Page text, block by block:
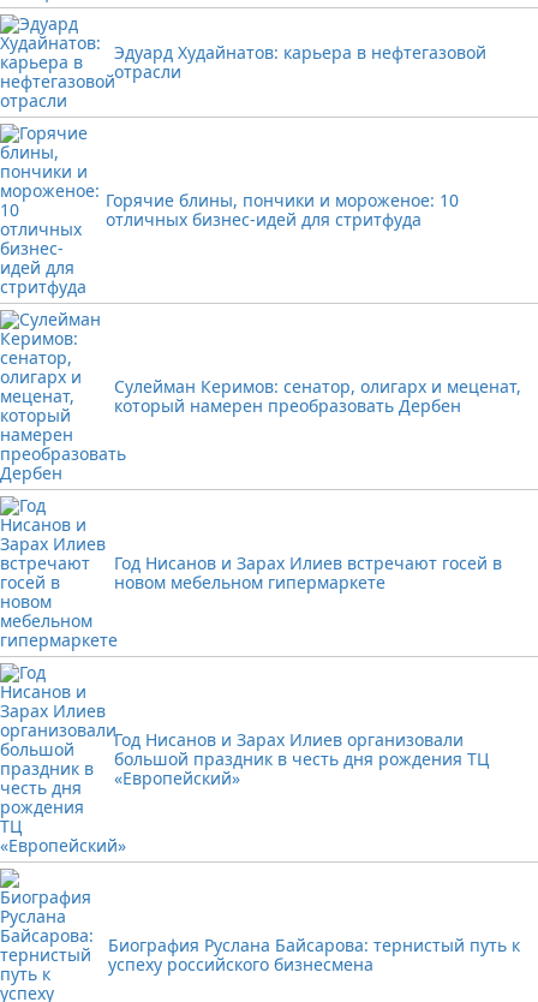
Эдуард Худайнатов: карьера в нефтегазовой
отрасли
Горячие блины, пончики и мороженое: 10
отличных бизнес-идей для стритфуда
Сулейман Керимов: сенатор, олигарх и меценат,
который намерен преобразовать Дербен
Год Нисанов и Зарах Илиев встречают госей в
новом мебельном гипермаркете
Год Нисанов и Зарах Илиев организовали
большой праздник в честь дня рождения ТЦ
«Европейский»
Биография Руслана Байсарова: тернистый путь к
успеху российского бизнесмена